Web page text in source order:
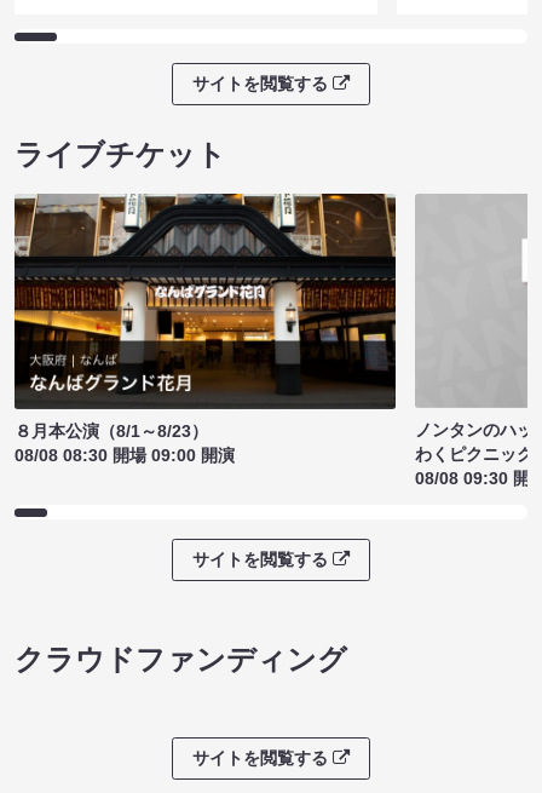
サイトを閲覧する
ライブチケット
８月本公演（8/1～8/23）
08/08 08:30 開場 09:00 開演
ノンタンのハッ
わくピクニック
08/08 09:30 開
サイトを閲覧する
クラウドファンディング
サイトを閲覧する